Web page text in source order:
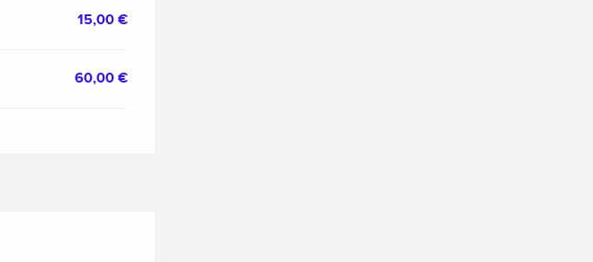
15,00 €
60,00 €